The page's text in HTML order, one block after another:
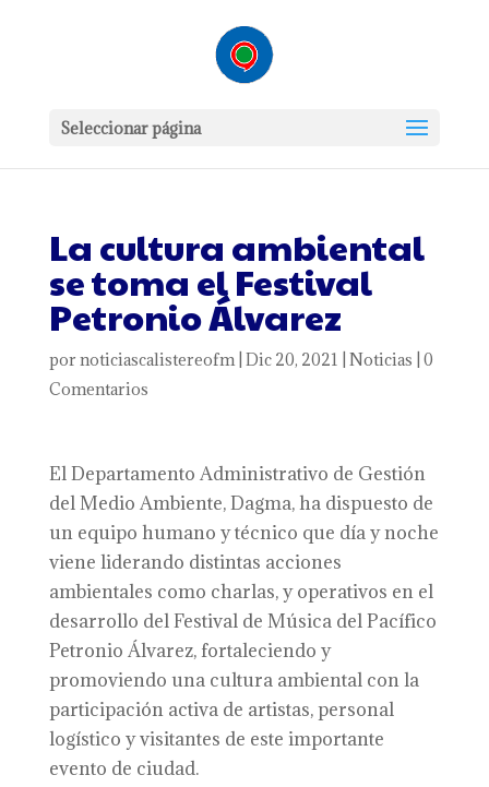
Seleccionar página
La cultura ambiental
se toma el Festival
Petronio Álvarez
por noticiascalistereofm| Dic 20, 2021 Noticias 0
Comentarios
El Departamento Administrativo de Gestión
del Medio Ambiente, Dagma, ha dispuesto de
un equipo humano y técnico que día y noche
viene liderando distintas acciones
ambientales como charlas, y operativos en el
desarrollo del Festival de Música del Pacífico
Petronio Álvarez, fortaleciendo y
promoviendo una cultura ambiental con la
participación activa de artistas, personal
logístico y visitantes de este importante
evento de ciudad.